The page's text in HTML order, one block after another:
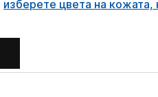
изберете цвета на кожата,